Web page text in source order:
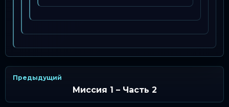
Предыдущий
Миссия 1 – Часть 2